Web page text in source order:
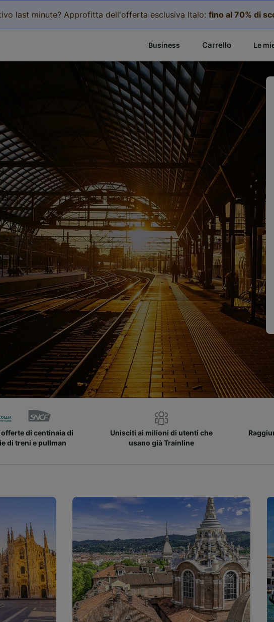
last minute? Approfitta dell'offerta esclusiva Italo: fino al 70% di
Business Carrello Le
di centinaia di
di treni e pullman
Unisciti ai milioni di utenti che
usano già Trainline